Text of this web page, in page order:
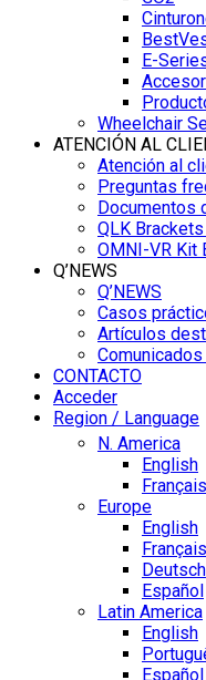
E-
Wheelchair
ATENCIÓN AL
Atención al
Preguntas
Documentos
QLK
OMNI-VR Kit
Q’NEWS
Q’NEWS
Casos
Artículos
CONTACTO
Acceder
Region / Language
N. America
English
Français
Europe
English
Français
Deutsch
Español
Latin America
English
Español